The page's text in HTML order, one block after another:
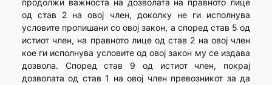
продолжи важноста на дозволата на правното лице
од став 2 на овој член, доколку не ги исполнува
условите пропишани со овој закон, а според став 5 од
истиот член, на правното лице од став 2 на овој член
кое ги исполнува условите од овој закон му се издава
дозвола. Според став 9 од истиот член, покрај
дозволата од став 1 на овој член превозникот за да